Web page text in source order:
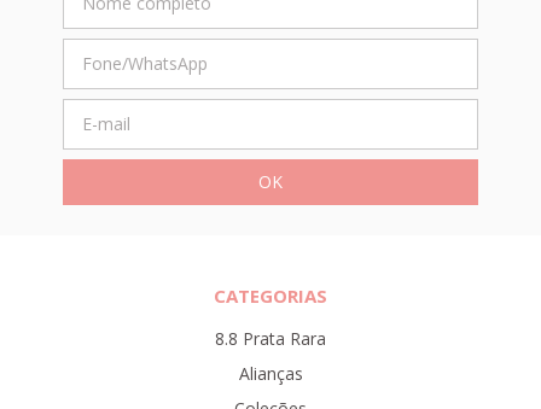
CATEGORIAS
8.8 Prata Rara
Alianças